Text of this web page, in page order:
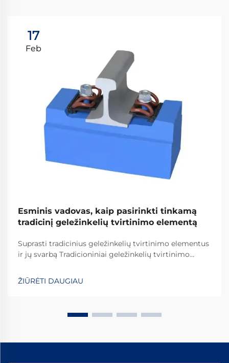
17
Feb
Esminis vadovas, kaip pasirinkti tinkamą
tradicinį geležinkelių tvirtinimo elementą
Suprasti tradicinius geležinkelių tvirtinimo elementus
ir jų svarbą Tradicioniniai geležinkelių tvirtinimo
geležinkelių bėgių stabilumą ir saugumą kasdienėms
operacijoms. Daugelis sistemų pasikliauja
ŽIŪRĖTI DAUGIAU